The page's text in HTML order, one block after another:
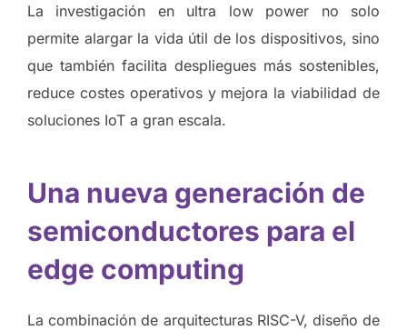
La investigación en ultra low power no solo
permite alargar la vida útil de los dispositivos, sino
que también facilita despliegues más sostenibles,
reduce costes operativos y mejora la viabilidad de
soluciones IoT a gran escala.
Una nueva generación de
semiconductores para el
edge computing
La combinación de arquitecturas RISC-V, diseño de